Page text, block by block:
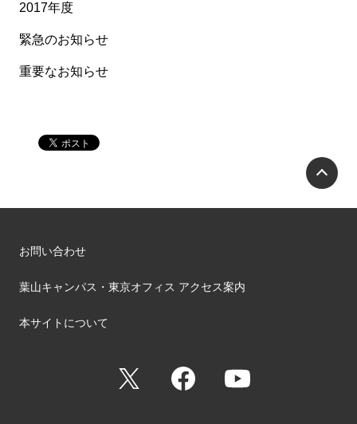
2017年度
緊急のお知らせ
重要なお知らせ
お問い合わせ
葉山キャンパス・東京オフィス アクセス案内
本サイトについて
Facebook